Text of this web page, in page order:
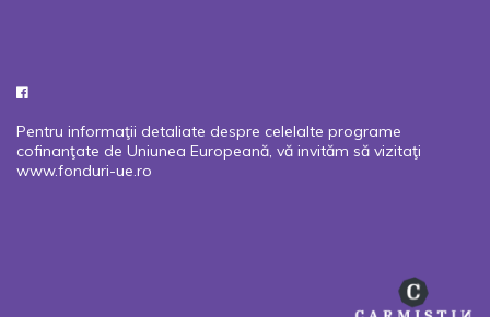
Pentru informaţii detaliate despre celelalte programe
cofinanţate de Uniunea Europeană, vă invităm să vizitaţi
www.fonduri-ue.ro